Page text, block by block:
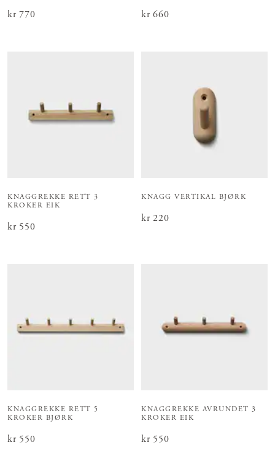
Pris:kr 770
kr 770 Pris:kr 660
kr 660
KNAGGREKKE RETT 3
KROKER EIK
Pris:kr 550
kr 550
KNAGG VERTIKAL BJØRK
Pris:kr 220
kr 220
KNAGGREKKE RETT 5
KROKER BJØRK
Pris:kr 550
kr 550
KNAGGREKKE AVRUNDET 3
KROKER EIK
Pris:kr 550
kr 550